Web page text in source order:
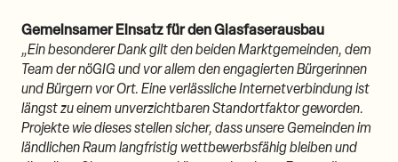
Gemeinsamer Einsatz für den Glasfaserausbau
„Ein besonderer Dank gilt den beiden Marktgemeinden, dem
Team der nöGIG und vor allem den engagierten Bürgerinnen
und Bürgern vor Ort. Eine verlässliche Internetverbindung ist
längst zu einem unverzichtbaren Standortfaktor geworden.
Projekte wie dieses stellen sicher, dass unsere Gemeinden im
ländlichen Raum langfristig wettbewerbsfähig bleiben und